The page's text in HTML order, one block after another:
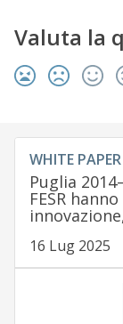
Valuta la
WHITE PAPER
Puglia
FESR
16 Lug 2025